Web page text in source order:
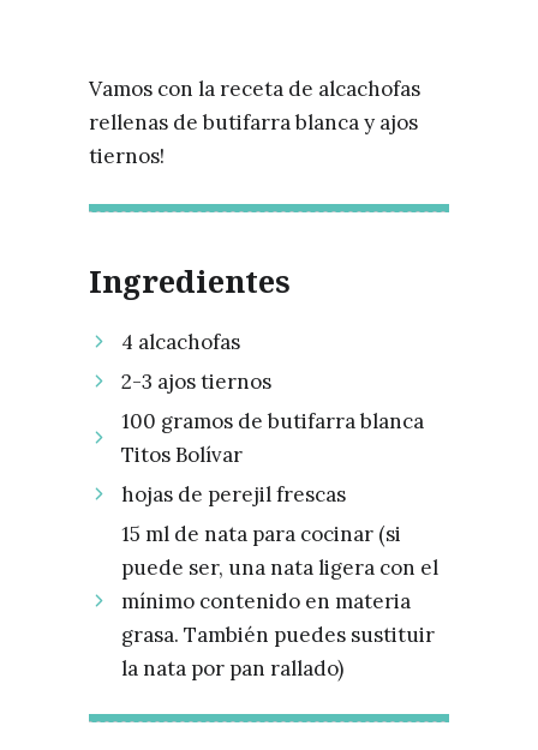
Vamos con la receta de alcachofas
rellenas de butifarra blanca y ajos
tiernos!
Ingredientes
4 alcachofas
2-3 ajos tiernos
100 gramos de butifarra blanca
Titos Bolívar
hojas de perejil frescas
15 ml de nata para cocinar (si
puede ser, una nata ligera con el
mínimo contenido en materia
grasa. También puedes sustituir
la nata por pan rallado)